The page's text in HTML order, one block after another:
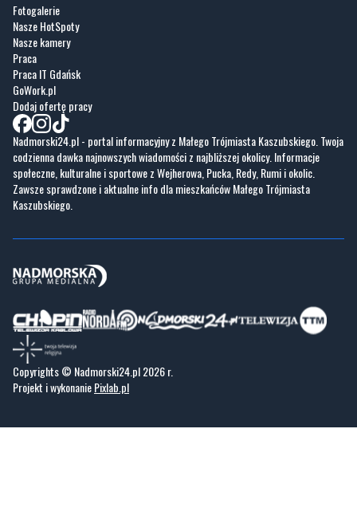
Fotogalerie
Nasze HotSpoty
Nasze kamery
Praca
Praca IT Gdańsk
GoWork.pl
Dodaj ofertę pracy
Nadmorski24.pl - portal informacyjny z Małego Trójmiasta Kaszubskiego. Twoja
codzienna dawka najnowszych wiadomości z najbliższej okolicy. Informacje
społeczne, kulturalne i sportowe z Wejherowa, Pucka, Redy, Rumi i okolic.
Zawsze sprawdzone i aktualne info dla mieszkańców Małego Trójmiasta
Kaszubskiego.
Copyrights © Nadmorski24.pl 2026 r.
Projekt i wykonaniePixlab.pl